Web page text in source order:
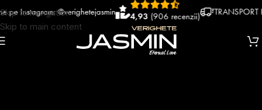
Skip to navigation
Skip to main content
Instagram: @verighetejasmin 4,93(906 recenzii) TRANSPORT